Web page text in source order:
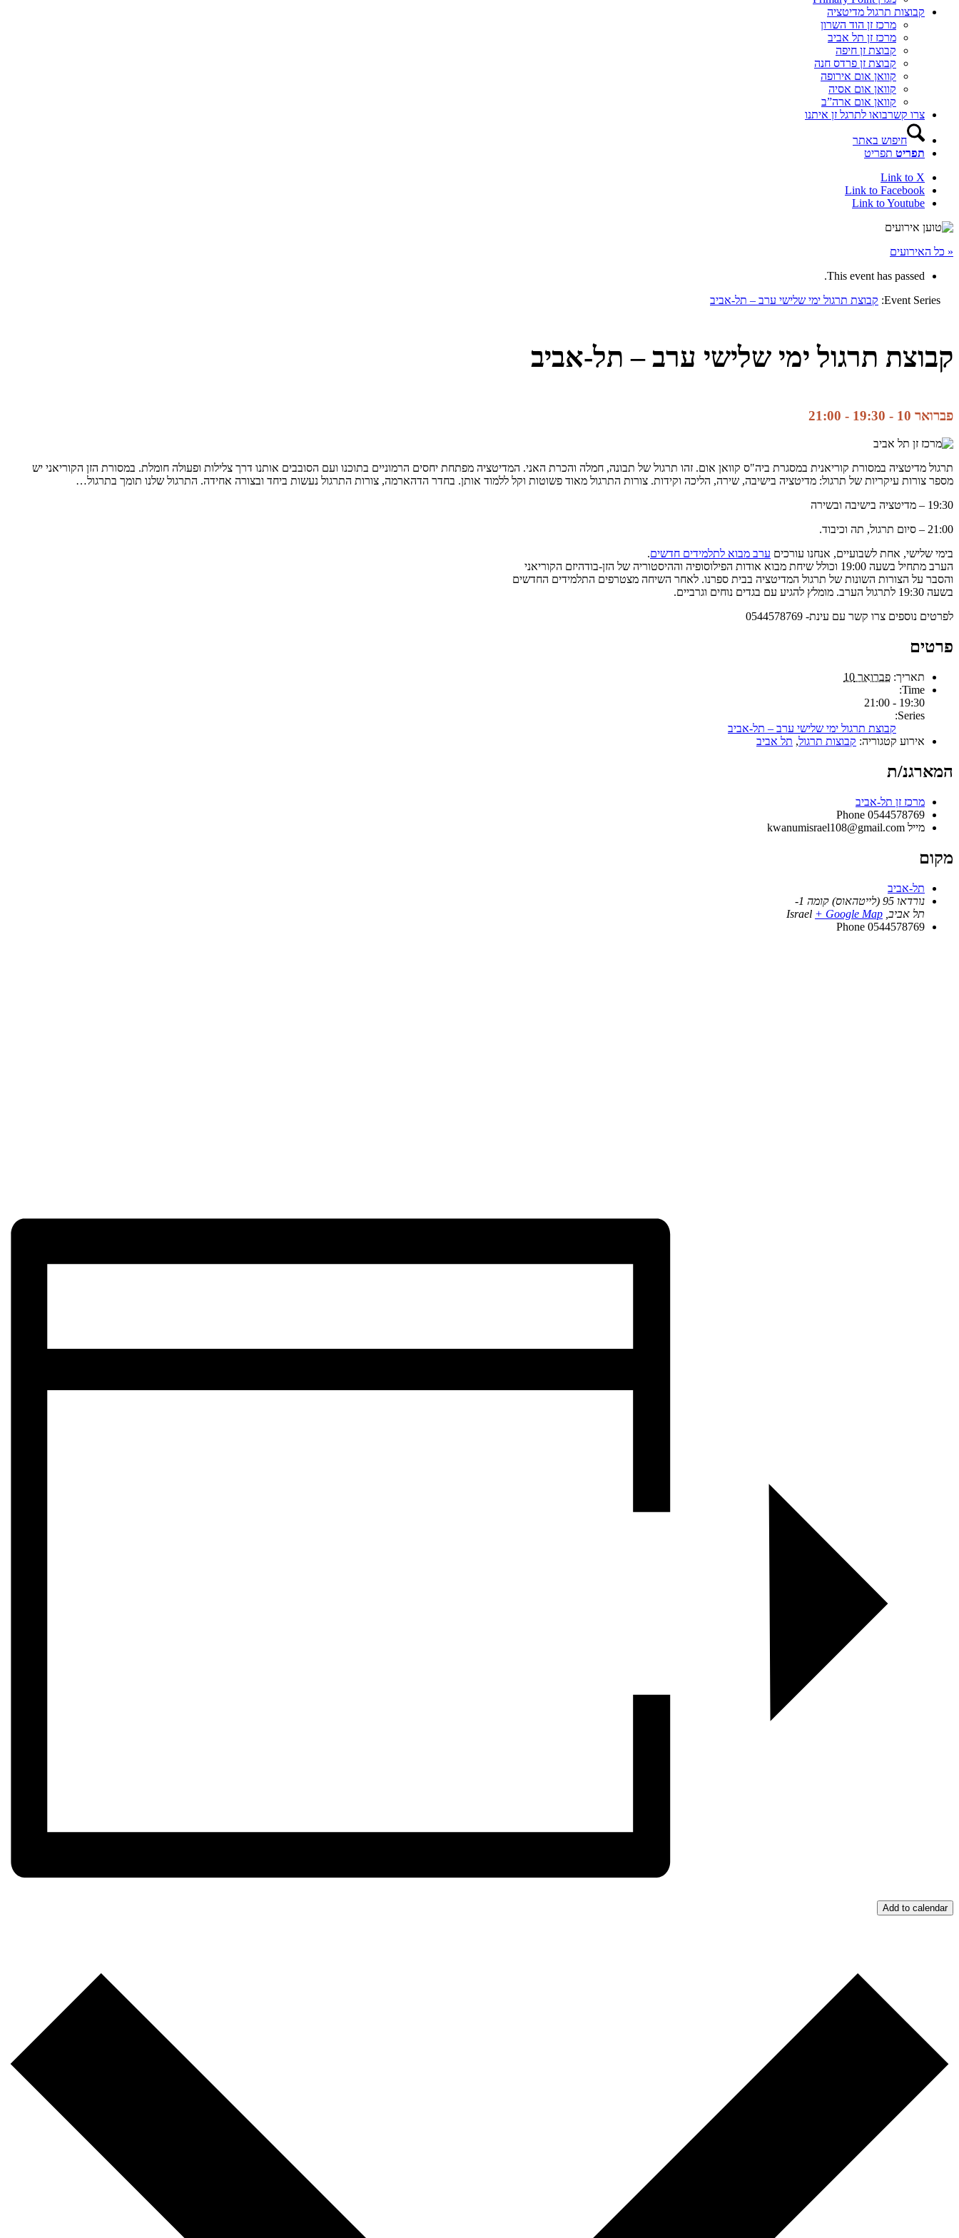
קבוצות תרגול מדיטציה
מרכז זן הוד השרון
מרכז זן תל אביב
קבוצת זן חיפה
קבוצת זן פרדס חנה
קוואן אום אירופה
קוואן אום אסיה
קוואן אום ארה”ב
צרו קשרבואו לתרגל זן איתנו
חיפוש באתר
תפריט תפריט
Link to X
Link to Facebook
Link to Youtube
« כל האירועים
This event has passed.
Event Series: קבוצת תרגול ימי שלישי ערב – תל-אביב
קבוצת תרגול ימי שלישי ערב – תל-אביב
פברואר 10 - 19:30 -
21:00
תרגול מדיטציה במסורת קוריאנית במסגרת ביה"ס קוואן אום. זהו תרגול של תבונה, חמלה והכרת האני. המדיטציה מפתחת יחסים הרמוניים בתוכנו ועם הסובבים אותנו דרך צלילות ופעולה חומלת. במסורת הזן הקוריאני יש
מספר צורות עיקריות של תרגול: מדיטציה בישיבה, שירה, הליכה וקידות. צורות התרגול מאוד פשוטות וקל ללמוד אותן. בחדר הדהארמה, צורות התרגול נעשות ביחד ובצורה אחידה. התרגול שלנו תומך בתרגול…
19:30 – מדיטציה בישיבה ובשירה
21:00 – סיום תרגול, תה וכיבוד.
בימי שלישי, אחת לשבועיים, אנחנו עורכים ערב מבוא לתלמידים חדשים.
הערב מתחיל בשעה 19:00 וכולל שיחת מבוא אודות הפילוסופיה וההיסטוריה של הזן-בודהיזם הקוריאני
והסבר על הצורות השונות של תרגול המדיטציה בבית ספרנו. לאחר השיחה מצטרפים התלמידים החדשים
בשעה 19:30 לתרגול הערב. מומלץ להגיע עם בגדים נוחים וגרביים.
לפרטים נוספים צרו קשר עם עינת- 0544578769
פרטים
תאריך: פברואר 10
Time:
19:30 - 21:00
Series:
קבוצת תרגול ימי שלישי ערב – תל-אביב
אירוע קטגוריה: קבוצות תרגול, תל אביב
המארגנ/ת
מרכז זן תל-אביב
Phone 0544578769
מייל kwanumisrael108@gmail.com
מקום
תל-אביב
נורדאו 95 (לייטהאוס) קומה 1-
תל אביב
Israel + Google Map
Phone 0544578769
Add to calendar